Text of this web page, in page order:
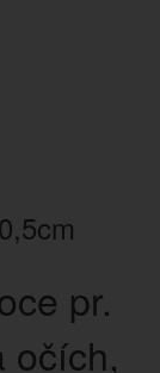
pr.
očích,